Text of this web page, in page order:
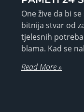
One žive da bi
bitnija stvar od
tjelesnih
blama. Kad se
Read More »